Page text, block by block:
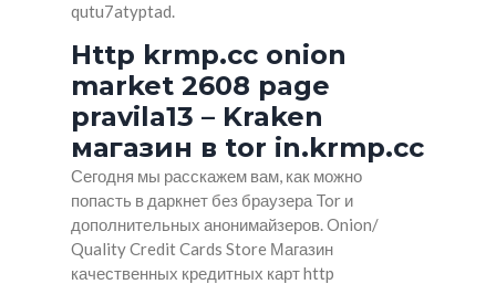
qutu7atyptad.
Http krmp.cc onion
market 2608 page
pravila13 – Kraken
магазин в tor in.krmp.cc
Сегодня мы расскажем вам, как можно
попасть в даркнет без браузера Tor и
дополнительных анонимайзеров. Onion/
Quality Credit Cards Store Магазин
качественных кредитных карт http